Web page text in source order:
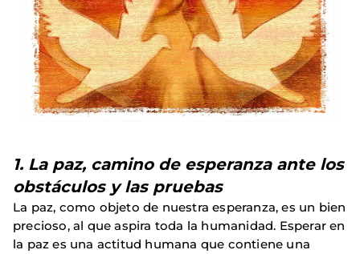
1. La paz, camino de esperanza ante los
obstáculos y las pruebas
La paz, como objeto de nuestra esperanza, es un bien
precioso, al que aspira toda la humanidad. Esperar en
la paz es una actitud humana que contiene una